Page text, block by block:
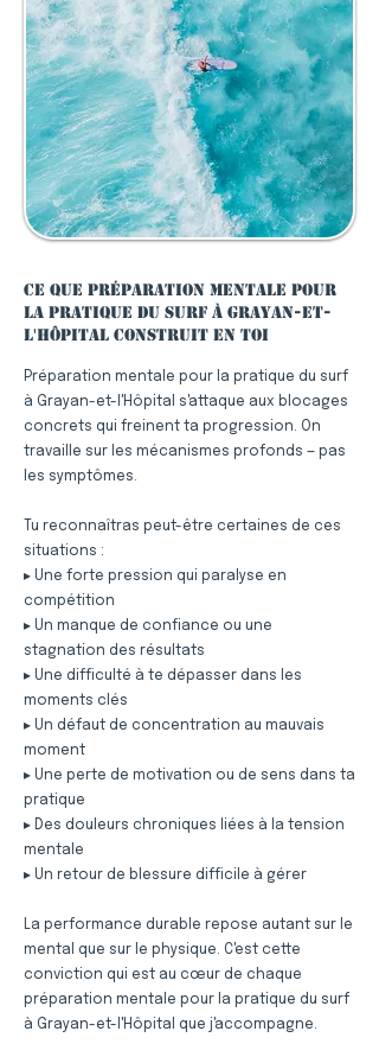
Ce que préparation mentale pour
la pratique du surf à Grayan-et-
l'Hôpital construit en toi
Préparation mentale pour la pratique du surf
à Grayan-et-l'Hôpital s'attaque aux blocages
concrets qui freinent ta progression. On
travaille sur les mécanismes profonds — pas
les symptômes.
Tu reconnaîtras peut-être certaines de ces
situations :
▸ Une forte pression qui paralyse en
compétition
▸ Un manque de confiance ou une
stagnation des résultats
▸ Une difficulté à te dépasser dans les
moments clés
▸ Un défaut de concentration au mauvais
moment
▸ Une perte de motivation ou de sens dans ta
pratique
▸ Des douleurs chroniques liées à la tension
mentale
▸ Un retour de blessure difficile à gérer
La performance durable repose autant sur le
mental que sur le physique. C'est cette
conviction qui est au cœur de chaque
préparation mentale pour la pratique du surf
à Grayan-et-l'Hôpital que j'accompagne.